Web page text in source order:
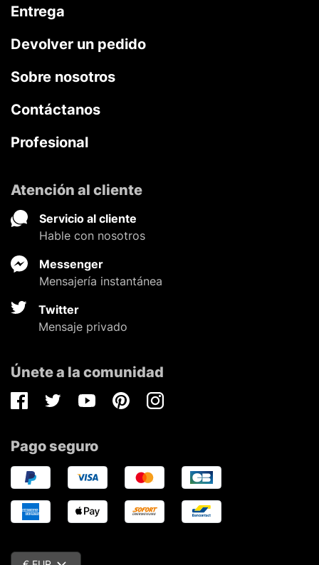
Entrega
Devolver un pedido
Sobre nosotros
Contáctanos
Profesional
Atención al cliente
Servicio al cliente
Hable con nosotros
Messenger
Mensajería instantánea
Twitter
Mensaje privado
Únete a la comunidad
FacebookTwitterYoutubePinterestInstagram
Pago seguro